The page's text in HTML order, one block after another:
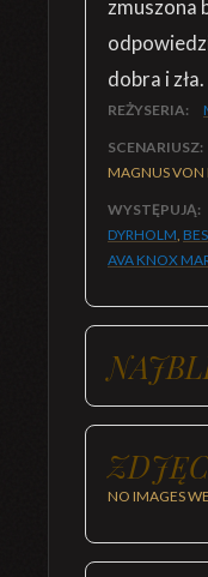
zmuszona
dobra i zła.
REŻYSERIA:
SCENARIUSZ:
MAGNUS VON
WYSTĘPUJĄ:
DYRHOLM,
AVA KNOX
NO IMAGES